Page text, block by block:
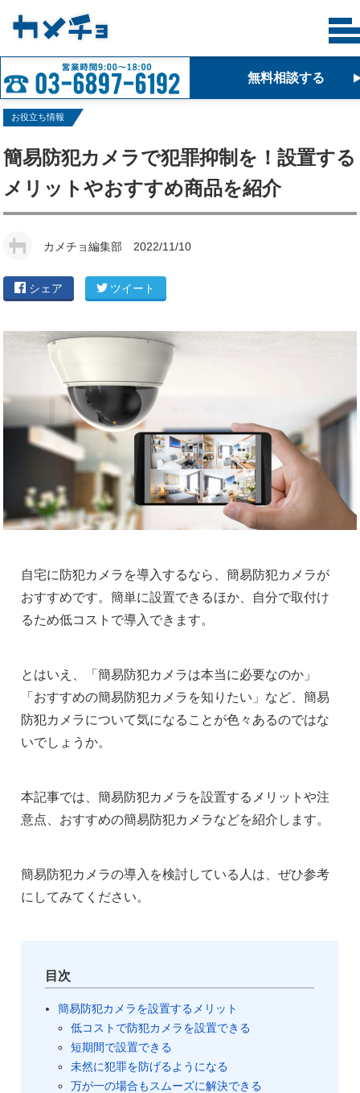
無料相談する
お役立ち情報
簡易防犯カメラで犯罪抑制を！設置する
メリットやおすすめ商品を紹介
カメチョ編集部 2022/11/10
シェア ツイート
自宅に防犯カメラを導入するなら、簡易防犯カメラが
おすすめです。簡単に設置できるほか、自分で取付け
るため低コストで導入できます。
とはいえ、「簡易防犯カメラは本当に必要なのか」
「おすすめの簡易防犯カメラを知りたい」など、簡易
防犯カメラについて気になることが色々あるのではな
いでしょうか。
本記事では、簡易防犯カメラを設置するメリットや注
意点、おすすめの簡易防犯カメラなどを紹介します。
簡易防犯カメラの導入を検討している人は、ぜひ参考
にしてみてください。
目次
簡易防犯カメラを設置するメリット
低コストで防犯カメラを設置できる
短期間で設置できる
未然に犯罪を防げるようになる
万が一の場合もスムーズに解決できる